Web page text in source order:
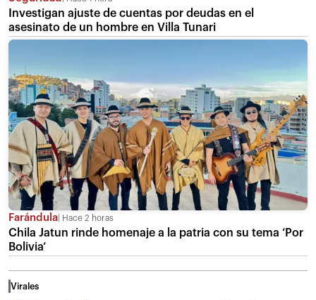
Investigan ajuste de cuentas por deudas en el
asesinato de un hombre en Villa Tunari
Farándula Hace 2 horas
Chila Jatun rinde homenaje a la patria con su tema ‘Por
Bolivia’
Virales